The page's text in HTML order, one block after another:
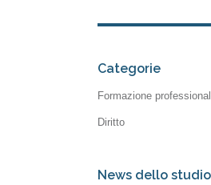
Categorie
Formazione
Diritto
News dello studio